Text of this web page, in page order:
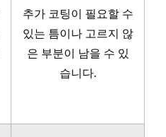
추가 코팅이 필요할 수
있는 틈이나 고르지 않
은 부분이 남을 수 있
습니다.